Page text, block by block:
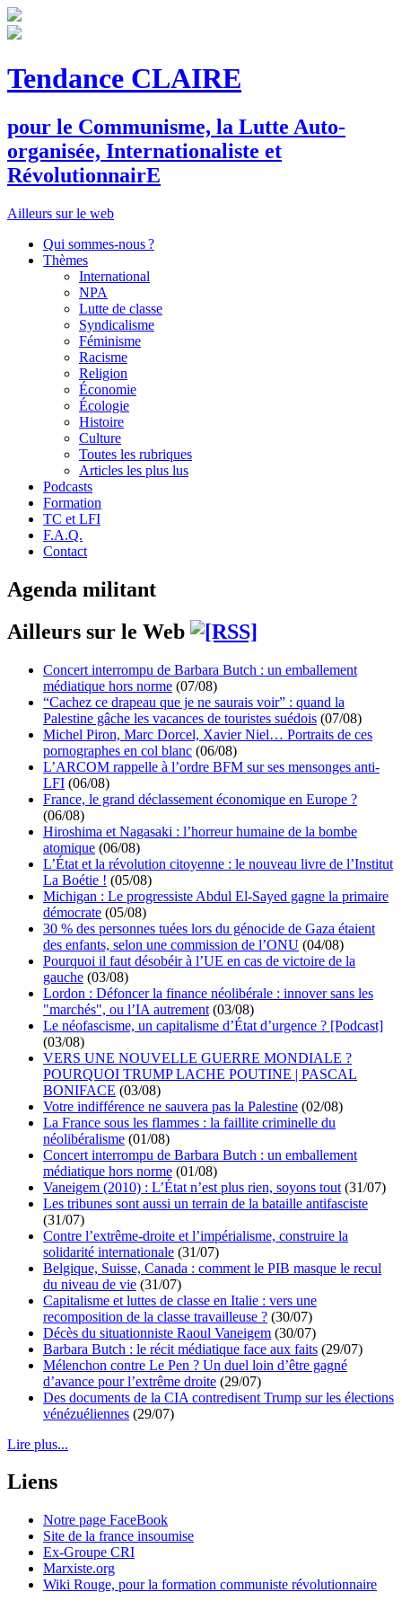
Tendance CLAIRE
pour le Communisme, la Lutte Auto-
organisée, Internationaliste et
RévolutionnairE
Ailleurs sur le web
Qui sommes-nous ?
Thèmes
International
NPA
Lutte de classe
Syndicalisme
Féminisme
Racisme
Religion
Économie
Écologie
Histoire
Culture
Toutes les rubriques
Articles les plus lus
Podcasts
Formation
TC et LFI
F.A.Q.
Contact
Agenda militant
Ailleurs sur le Web
Concert interrompu de Barbara Butch : un emballement
médiatique hors norme (07/08)
“Cachez ce drapeau que je ne saurais voir” : quand la
Palestine gâche les vacances de touristes suédois (07/08)
Michel Piron, Marc Dorcel, Xavier Niel… Portraits de ces
pornographes en col blanc (06/08)
L’ARCOM rappelle à l’ordre BFM sur ses mensonges anti-
LFI (06/08)
France, le grand déclassement économique en Europe ?
(06/08)
Hiroshima et Nagasaki : l’horreur humaine de la bombe
atomique (06/08)
L’État et la révolution citoyenne : le nouveau livre de l’Institut
La Boétie ! (05/08)
Michigan : Le progressiste Abdul El-Sayed gagne la primaire
démocrate (05/08)
30 % des personnes tuées lors du génocide de Gaza étaient
des enfants, selon une commission de l’ONU (04/08)
Pourquoi il faut désobéir à l’UE en cas de victoire de la
gauche (03/08)
Lordon : Défoncer la finance néolibérale : innover sans les
"marchés", ou l’IA autrement (03/08)
Le néofascisme, un capitalisme d’État d’urgence ? [Podcast]
(03/08)
VERS UNE NOUVELLE GUERRE MONDIALE ?
POURQUOI TRUMP LACHE POUTINE | PASCAL
BONIFACE (03/08)
Votre indifférence ne sauvera pas la Palestine (02/08)
La France sous les flammes : la faillite criminelle du
néolibéralisme (01/08)
Concert interrompu de Barbara Butch : un emballement
médiatique hors norme (01/08)
Vaneigem (2010) : L’État n’est plus rien, soyons tout (31/07)
Les tribunes sont aussi un terrain de la bataille antifasciste
(31/07)
Contre l’extrême-droite et l’impérialisme, construire la
solidarité internationale (31/07)
Belgique, Suisse, Canada : comment le PIB masque le recul
du niveau de vie (31/07)
Capitalisme et luttes de classe en Italie : vers une
recomposition de la classe travailleuse ? (30/07)
Décès du situationniste Raoul Vaneigem (30/07)
Barbara Butch : le récit médiatique face aux faits (29/07)
Mélenchon contre Le Pen ? Un duel loin d’être gagné
d’avance pour l’extrême droite (29/07)
Des documents de la CIA contredisent Trump sur les élections
vénézuéliennes (29/07)
Lire plus...
Liens
Notre page FaceBook
Site de la france insoumise
Ex-Groupe CRI
Marxiste.org
Wiki Rouge, pour la formation communiste révolutionnaire